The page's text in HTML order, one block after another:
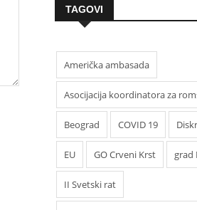
TAGOVI
Američka ambasada
Asocijacija koordinatora za
Beograd COVID 19
EU GO Crveni Krst grad
II Svetski rat